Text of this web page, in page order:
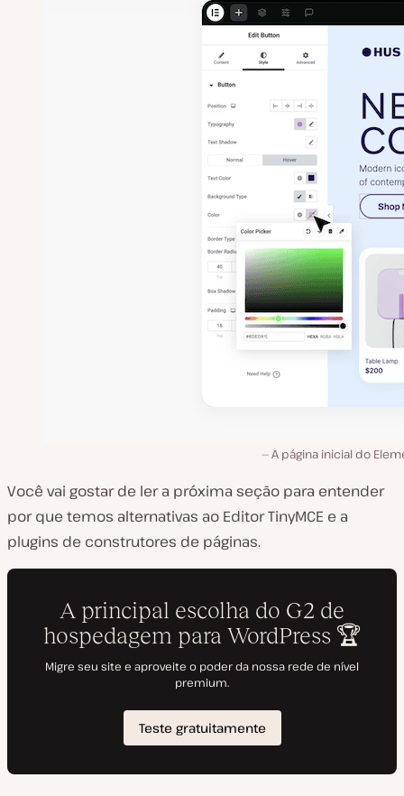
A página inicial do
Você vai gostar de ler a próxima seção para entender
por que temos alternativas ao Editor TinyMCE e a
plugins de construtores de páginas.